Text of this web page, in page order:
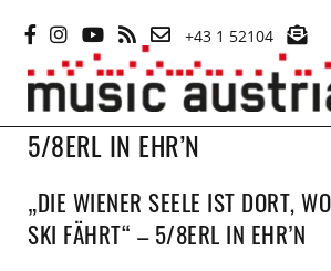
Inhalt
springen
+43 1 52104
5/8ERL IN EHR’N
„DIE WIENER SEELE IST DORT,
SKI FÄHRT“ – 5/8ERL IN EHR’N